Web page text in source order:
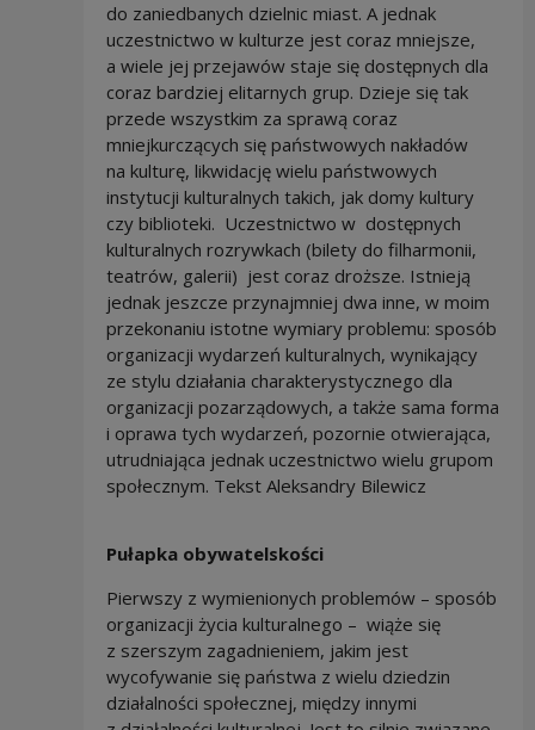
do zaniedbanych dzielnic miast. A jednak
uczestnictwo w kulturze jest coraz mniejsze,
a wiele jej przejawów staje się dostępnych dla
coraz bardziej elitarnych grup. Dzieje się tak
przede wszystkim za sprawą coraz
mniejkurczących się państwowych nakładów
na kulturę, likwidację wielu państwowych
instytucji kulturalnych takich, jak domy kultury
czy biblioteki. Uczestnictwo w dostępnych
kulturalnych rozrywkach (bilety do filharmonii,
teatrów, galerii) jest coraz droższe. Istnieją
jednak jeszcze przynajmniej dwa inne, w moim
przekonaniu istotne wymiary problemu: sposób
organizacji wydarzeń kulturalnych, wynikający
ze stylu działania charakterystycznego dla
organizacji pozarządowych, a także sama forma
i oprawa tych wydarzeń, pozornie otwierająca,
utrudniająca jednak uczestnictwo wielu grupom
społecznym. Tekst Aleksandry Bilewicz
Pułapka obywatelskości
Pierwszy z wymienionych problemów – sposób
organizacji życia kulturalnego – wiąże się
z szerszym zagadnieniem, jakim jest
wycofywanie się państwa z wielu dziedzin
działalności społecznej, między innymi